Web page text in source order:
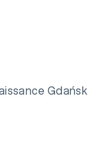
Gdańsk